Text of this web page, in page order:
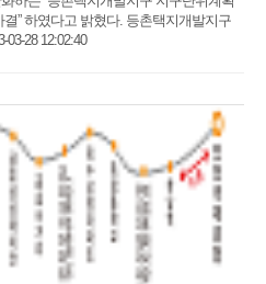
결” 하였다고 밝혔다. 등촌택지개발지구
28 12:02:40